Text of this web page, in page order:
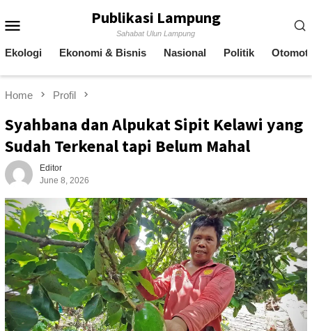
to
Publikasi Lampung
Sahabat Ulun Lampung
Ekologi Ekonomi & Bisnis Nasional Politik
Home Profil
Syahbana dan Alpukat Sipit Kelawi yang
Sudah Terkenal tapi Belum Mahal
Editor
June 8, 2026